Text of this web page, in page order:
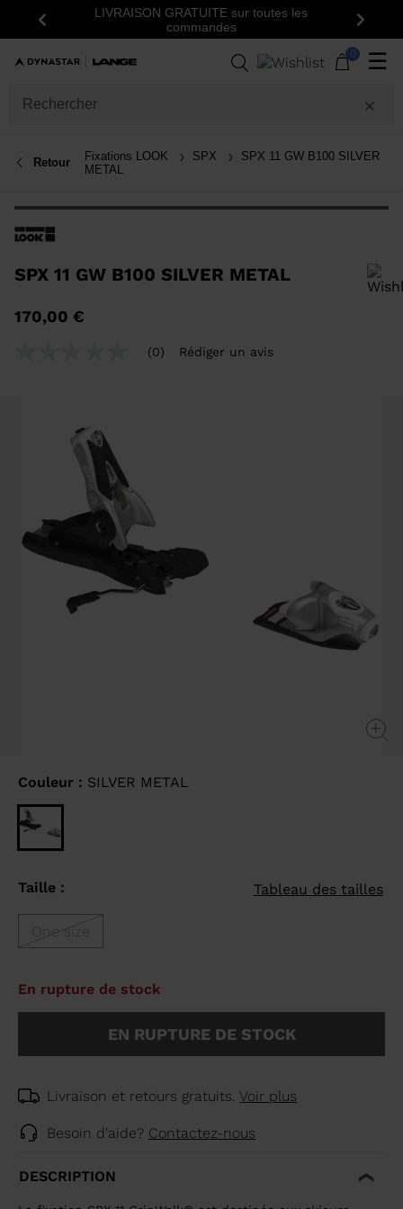
Précédent
LIVRAISON GRATUITE sur toutes les
commandes
0 ☰
Retour Fixations LOOK SPX
SPX 11 GW B100 SILVER
METAL
SPX 11 GW B100 SILVER METAL
taille
170,00 €
(0) Rédiger un avis
Couleur : SILVER METAL
Taille : Tableau des tailles
One size
En rupture de stock
EN RUPTURE DE STOCK
Livraison et retours gratuits. Voir plus
Besoin d'aide? Contactez-nous
DESCRIPTION